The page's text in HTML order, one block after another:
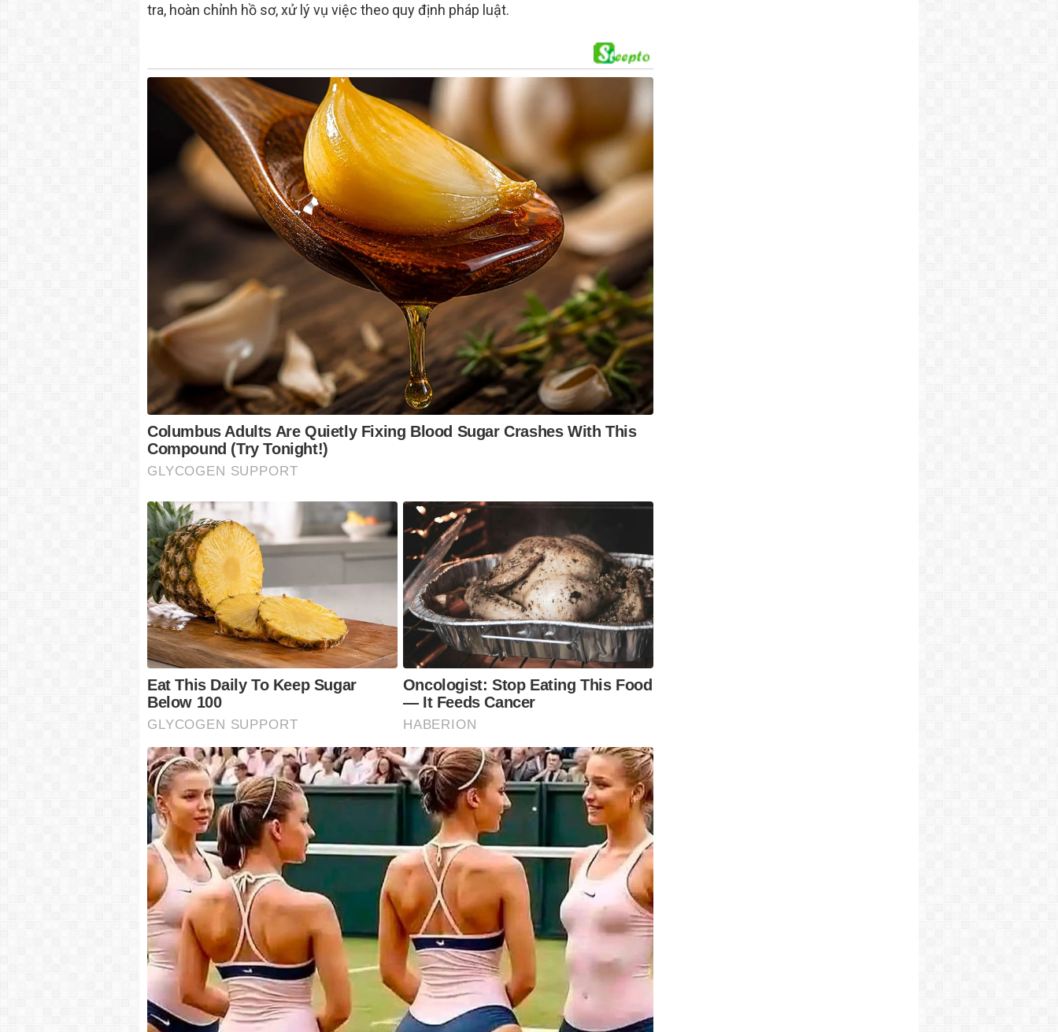
tra, hoàn chỉnh hồ sơ, xử lý vụ việc theo quy định pháp luật.